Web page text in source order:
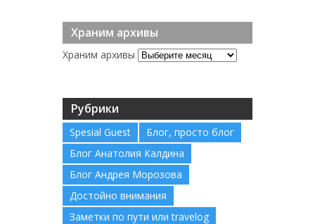
Храним архивы
Храним архивы
Рубрики
Spesial Guest
Блог, просто блог
Блог Анатолия Калдина
Блог Андрея Морозова
Достойно внимания
Заметки по пути или travelog